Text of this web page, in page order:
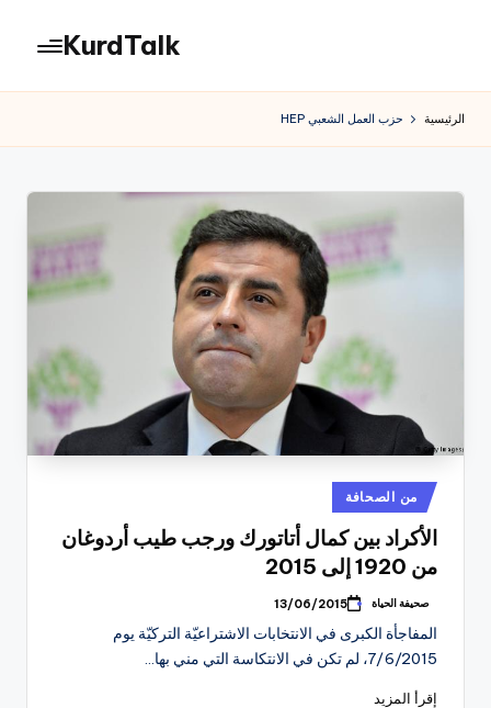
المحتوى
KurdTalk
الرئيسية حزب العمل الشعبي HEP
نُشر
في
من الصحافة
الأكراد بين كمال أتاتورك ورجب طيب أردوغان
من 1920 إلى 2015
تمّ
بواسطة
صحيفة الحياة 13/06/2015
المفاجأة الكبرى في الانتخابات الاشتراعيّة التركيّة يوم
7/6/2015، لم تكن في الانتكاسة التي مني بها…
إقرأ المزيد